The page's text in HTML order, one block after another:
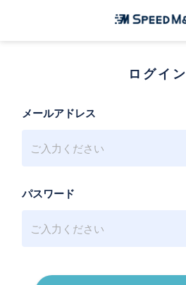
ログイン
メールアドレス
パスワード